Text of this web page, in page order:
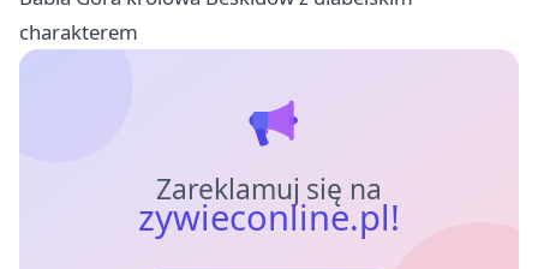
charakterem
Zareklamuj się na
zywieconline.pl!